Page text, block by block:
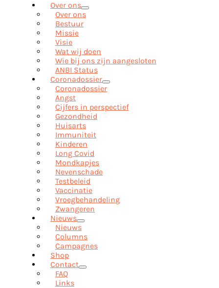
Over ons
Over ons
Bestuur
Missie
Visie
Wat wij doen
Wie bij ons zijn aangesloten
ANBI Status
Coronadossier
Coronadossier
Angst
Cijfers in perspectief
Gezondheid
Huisarts
Immuniteit
Kinderen
Long Covid
Mondkapjes
Nevenschade
Testbeleid
Vaccinatie
Vroegbehandeling
Zwangeren
Nieuws
Nieuws
Columns
Campagnes
Shop
Contact
FAQ
Links